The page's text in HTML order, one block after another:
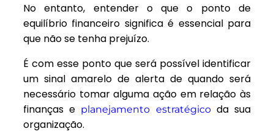
No entanto, entender o que o ponto de
equilíbrio financeiro significa é essencial para
que não se tenha prejuízo.
É com esse ponto que será possível identificar
um sinal amarelo de alerta de quando será
necessário tomar alguma ação em relação às
finanças e planejamento estratégicoda sua
organização.